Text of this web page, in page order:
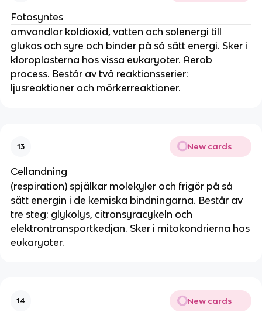
Fotosyntes
omvandlar koldioxid, vatten och solenergi till
glukos och syre och binder på så sätt energi. Sker i
kloroplasterna hos vissa eukaryoter. Aerob
process. Består av två reaktionsserier:
ljusreaktioner och mörkerreaktioner.
13 New cards
Cellandning
(respiration) spjälkar molekyler och frigör på så
sätt energin i de kemiska bindningarna. Består av
tre steg: glykolys, citronsyracykeln och
elektrontransportkedjan. Sker i mitokondrierna hos
eukaryoter.
14 New cards